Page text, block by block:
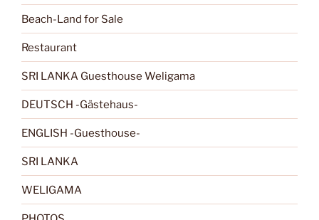
Beach-Land for Sale
Restaurant
SRI LANKA Guesthouse Weligama
DEUTSCH -Gästehaus-
ENGLISH -Guesthouse-
SRI LANKA
WELIGAMA